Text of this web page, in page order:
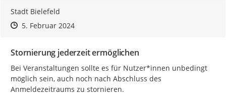
Stadt Bielefeld
Zeitpunkt des Erstellens
Zeitpunkt des Erstellens
5. Februar 2024Zur Äußerung
Stornierung jederzeit ermöglichen
Bei Veranstaltungen sollte es für Nutzer*innen unbedingt
möglich sein, auch noch nach Abschluss des
Anmeldezeitraums zu stornieren.